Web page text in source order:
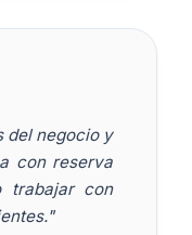
del negocio y
con reserva
trabajar con